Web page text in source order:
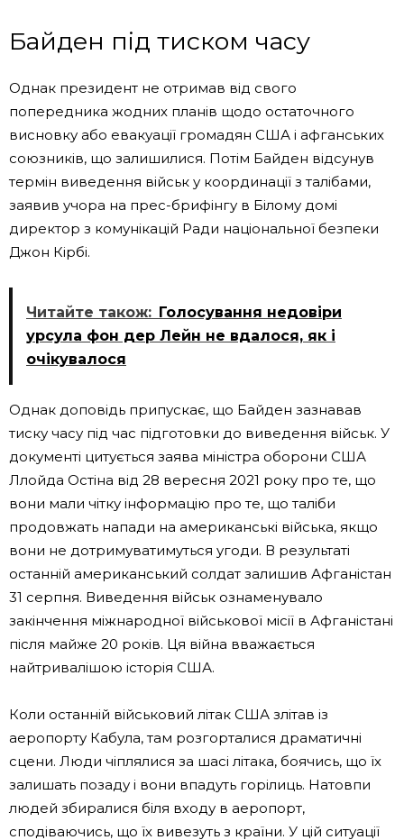
Байден під тиском часу
Однак президент не отримав від свого
попередника жодних планів щодо остаточного
висновку або евакуації громадян США і афганських
союзників, що залишилися. Потім Байден відсунув
термін виведення військ у координації з талібами,
заявив учора на прес-брифінгу в Білому домі
директор з комунікацій Ради національної безпеки
Джон Кірбі.
Читайте також: Голосування недовіри
урсула фон дер Лейн не вдалося, як і
очікувалося
Однак доповідь припускає, що Байден зазнавав
тиску часу під час підготовки до виведення військ. У
документі цитується заява міністра оборони США
Ллойда Остіна від 28 вересня 2021 року про те, що
вони мали чітку інформацію про те, що таліби
продовжать напади на американські війська, якщо
вони не дотримуватимуться угоди. В результаті
останній американський солдат залишив Афганістан
31 серпня. Виведення військ ознаменувало
закінчення міжнародної військової місії в Афганістані
після майже 20 років. Ця війна вважається
найтривалішою історія США.
Коли останній військовий літак США злітав із
аеропорту Кабула, там розгорталися драматичні
сцени. Люди чіплялися за шасі літака, боячись, що їх
залишать позаду і вони впадуть горілиць. Натовпи
людей збиралися біля входу в аеропорт,
сподіваючись, що їх вивезуть з країни. У цій ситуації